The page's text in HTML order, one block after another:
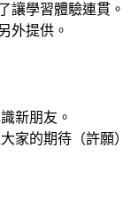
讓學習體驗連貫。
外提供。
新朋友。
家的期待（許願）